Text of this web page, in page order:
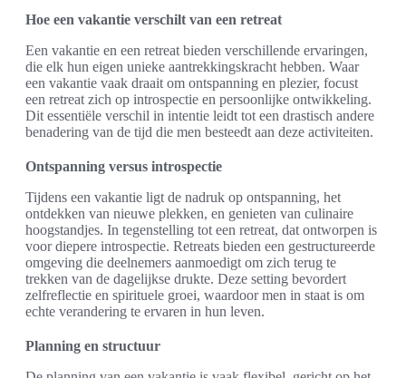
Hoe een vakantie verschilt van een retreat
Een vakantie en een retreat bieden verschillende ervaringen,
die elk hun eigen unieke aantrekkingskracht hebben. Waar
een vakantie vaak draait om ontspanning en plezier, focust
een retreat zich op introspectie en persoonlijke ontwikkeling.
Dit essentiële verschil in intentie leidt tot een drastisch andere
benadering van de tijd die men besteedt aan deze activiteiten.
Ontspanning versus introspectie
Tijdens een vakantie ligt de nadruk op ontspanning, het
ontdekken van nieuwe plekken, en genieten van culinaire
hoogstandjes. In tegenstelling tot een retreat, dat ontworpen is
voor diepere introspectie. Retreats bieden een gestructureerde
omgeving die deelnemers aanmoedigt om zich terug te
trekken van de dagelijkse drukte. Deze setting bevordert
zelfreflectie en spirituele groei, waardoor men in staat is om
echte verandering te ervaren in hun leven.
Planning en structuur